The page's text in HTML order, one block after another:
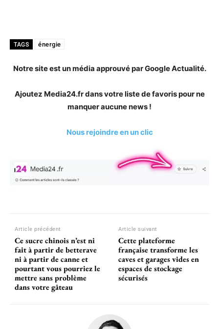
TAGS énergie
Notre site est un média approuvé par Google Actualité.
Ajoutez Media24.fr dans votre liste de favoris pour ne
manquer aucune news !
Nous rejoindre en un clic
Article précédent
Ce sucre chinois n’est ni
fait à partir de betterave
ni à partir de canne et
pourtant vous pourriez le
mettre sans problème
dans votre gâteau
Article suivant
Cette plateforme
française transforme les
caves et garages vides en
espaces de stockage
sécurisés